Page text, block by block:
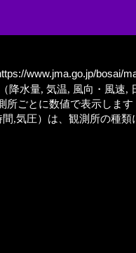
www.jma.go.jp/bosai/
水量, 気温, 風向・風
ごとに数値で表示しま
,気圧）は、観測所の種類